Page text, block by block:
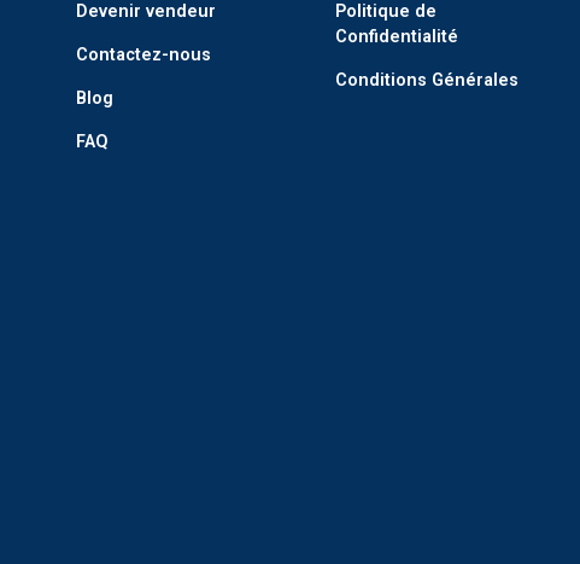
Devenir vendeur
Contactez-nous
Blog
FAQ
Politique de
Confidentialité
Conditions Générales